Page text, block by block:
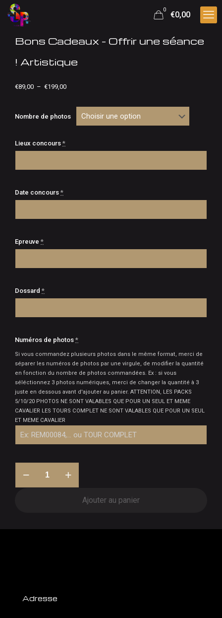
0
€0,00
Bons Cadeaux – Offrir une séance
! Artistique
€89,00 – €199,00Plage
prix :
€89,00
Nombre de photos
Lieux concours *
Date concours *
Epreuve *
Dossard *
Numéros de photos *
Si vous commandez plusieurs photos dans le même format, merci de
séparer les numéros de photos par une virgule, de modifier la quantité
en fonction du nombre de photos commandées. Ex : si vous
séléctionnez 3 photos numériques, merci de changer la quantité à 3
juste en dessous avant d'ajouter au panier. ATTENTION, LES PACKS
5/10/20 PHOTOS NE SONT VALABLES QUE POUR UN SEUL ET MEME
CAVALIER LES TOURS COMPLET NE SONT VALABLES QUE POUR UN SEUL
ET MEME CAVALIER
Ajouter au panier
Adresse